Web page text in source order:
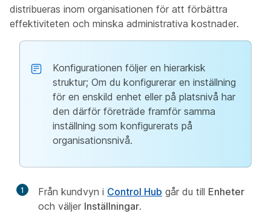
distribueras inom organisationen för att förbättra
effektiviteten och minska administrativa kostnader.
Konfigurationen följer en hierarkisk
struktur; Om du konfigurerar en inställning
för en enskild enhet eller på platsnivå har
den därför företräde framför samma
inställning som konfigurerats på
organisationsnivå.
1 Från kundvyn i Control Hub går du till Enheter
och väljer Inställningar.